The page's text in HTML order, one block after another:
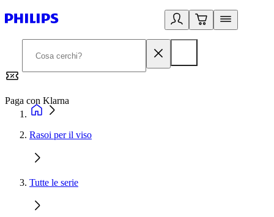
Paga con Klarna
Rasoi per il viso
Tutte le serie